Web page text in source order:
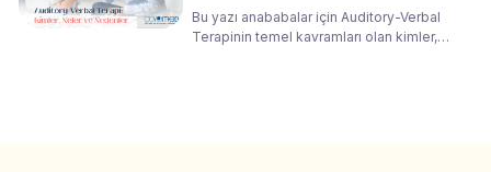
Bu yazı anababalar için Auditory-Verbal
Terapinin temel kavramları olan kimler,